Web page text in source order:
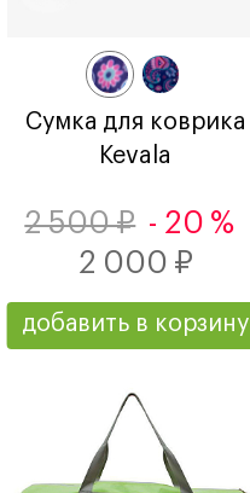
Сумка для коврика
Kevala
2 500 ₽ - 20 %
2 000 ₽
добавить в корзину